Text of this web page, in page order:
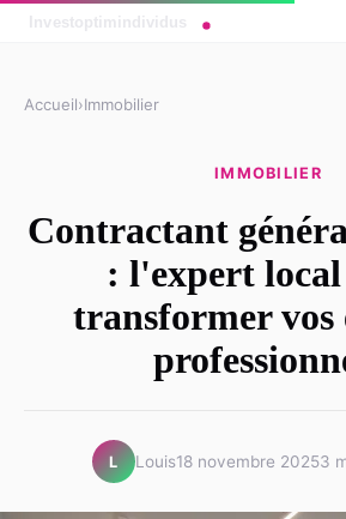
Accueil›Immobilier
IMMOBILIER
Contractant
: l'expert
transformer vos
L Louis18 novembre 20253